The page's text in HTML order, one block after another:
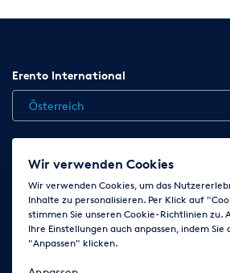
Erento International
Österreich
Jobs Kontakt News
AGB
Impressum Cookie-
Folge uns auf
Wir verwenden Cookies
Wir verwenden Cookies, um das
Inhalte zu personalisieren. Per Klick auf
stimmen Sie unseren Cookie-Richtlinien zu.
Ihre Einstellungen auch anpassen, indem
"Anpassen" klicken.